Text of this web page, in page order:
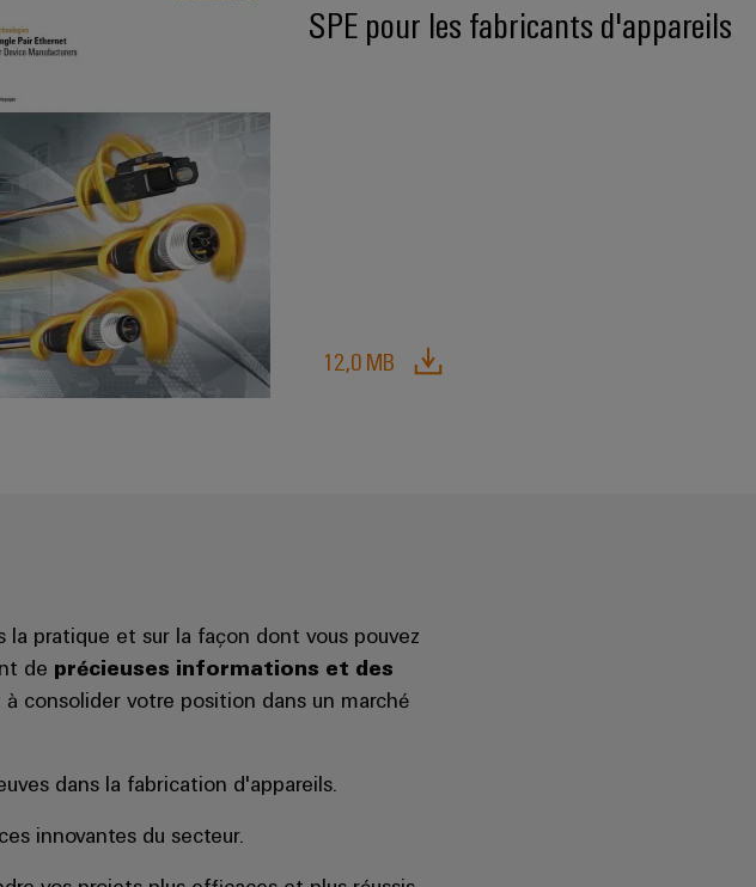
SPE pour les fabricants d'appareils
12,0 MB
pratique et sur la façon dont vous pouvez
de précieuses informations et des
consolider votre position dans un marché
dans la fabrication d'appareils.
innovantes du secteur.